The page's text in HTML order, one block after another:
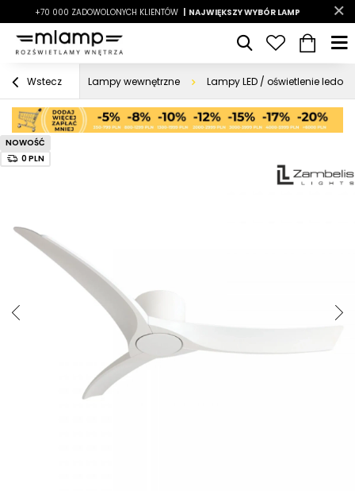
-7% LATO7
+70 000 ZADOWOLONYCH KLIENTÓW | NAJWIĘKSZY WYBÓR LAMP
| |
Wstecz Lampy wewnętrzne Lampy LED / oświetlenie
NOWOŚĆ
0 PLN